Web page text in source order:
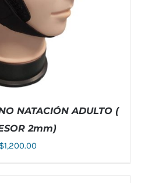
NATACIÓN ADULTO (
2mm)
$1,200.00